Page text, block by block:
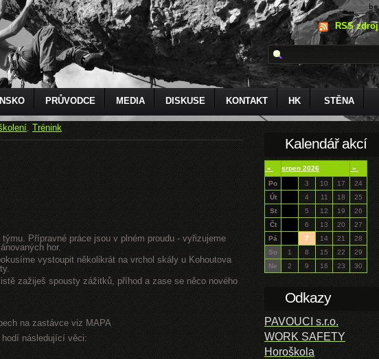
RSS zdroj
PRŮVODCE MEDIA DISKUSE KONTAKT HK STĚNA
, Trénink
Přípravné práce jsou v plném proudu - vyřizujeme
hor.
vystoupit několikrát na vrchol skály u Kohoutova
zažiješ spousty zážitků, příhod a zase se něco nového
na zastávce viz MAPA
následující věci:
Kalendář akcí
« srpen 2026
»
Po
3 10 17
24
Út
4 11 18
25
St
5 12 19
26
Čt
6 13 20
27
Pá
7 14 21
28
So
1 8 15 22
29
Ne
2 9 16 23 30
Odkazy
PAVOUCI s.r.o.
WORK SAFETY
Horoškola